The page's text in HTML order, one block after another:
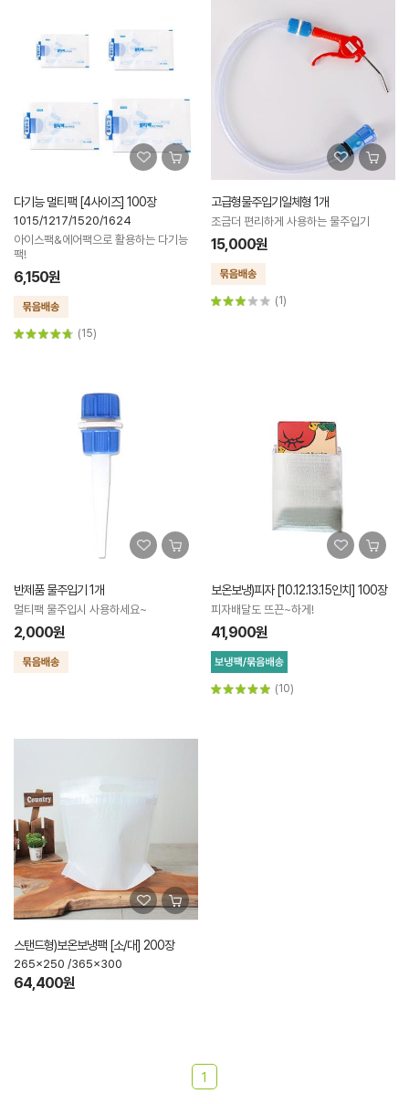
다기능 멀티팩 [4사이즈] 100장
1015/1217/1520/1624
아이스팩&에어팩으로 활용하는 다기능
팩!
6,150원
(15)
고급형물주입기일체형 1개
조금더 편리하게 사용하는 물주입기
15,000원
(1)
반제품 물주입기 1개
멀티팩 물주입시 사용하세요~
2,000원
보온보냉)피자 [10.12.13.15인치] 100장
피자배달도 뜨끈~하게!
41,900원
(10)
스탠드형)보온보냉팩 [소/대] 200장
265x250 /365x300
64,400원
1